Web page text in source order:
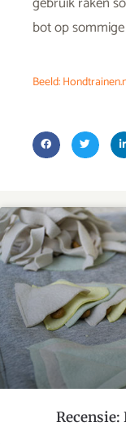
bot op
Beeld: